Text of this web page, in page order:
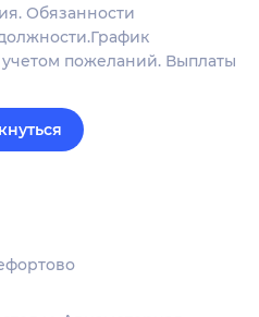
Обязанности
пожеланий. Выплаты